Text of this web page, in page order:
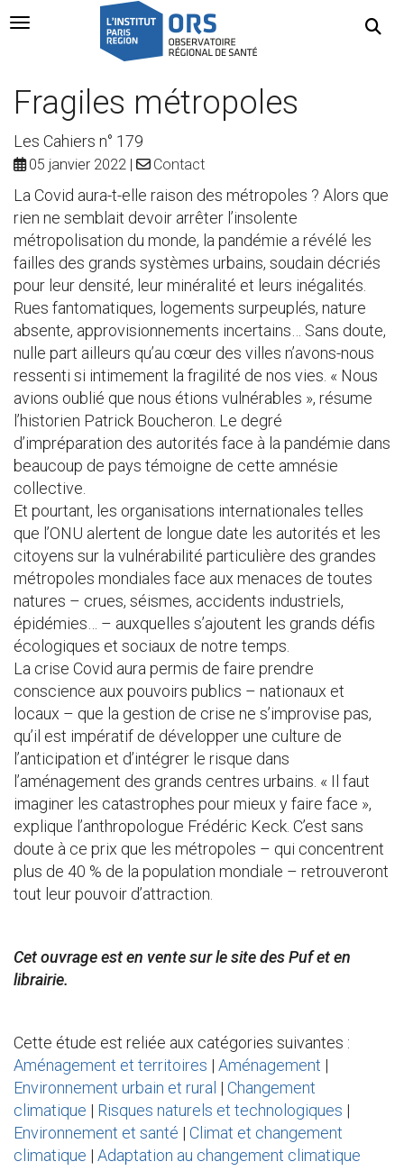
Navigation Toggle
Fragiles métropoles
Les Cahiers n° 179
05 janvier 2022 Contact
La Covid aura-t-elle raison des métropoles ? Alors que
rien ne semblait devoir arrêter l’insolente
métropolisation du monde, la pandémie a révélé les
failles des grands systèmes urbains, soudain décriés
pour leur densité, leur minéralité et leurs inégalités.
Rues fantomatiques, logements surpeuplés, nature
absente, approvisionnements incertains… Sans doute,
nulle part ailleurs qu’au cœur des villes n’avons-nous
ressenti si intimement la fragilité de nos vies. « Nous
avions oublié que nous étions vulnérables », résume
l’historien Patrick Boucheron. Le degré
d’impréparation des autorités face à la pandémie dans
beaucoup de pays témoigne de cette amnésie
collective.
Et pourtant, les organisations internationales telles
que l’ONU alertent de longue date les autorités et les
citoyens sur la vulnérabilité particulière des grandes
métropoles mondiales face aux menaces de toutes
natures – crues, séismes, accidents industriels,
épidémies… – auxquelles s’ajoutent les grands défis
écologiques et sociaux de notre temps.
La crise Covid aura permis de faire prendre
conscience aux pouvoirs publics – nationaux et
locaux – que la gestion de crise ne s’improvise pas,
qu’il est impératif de développer une culture de
l’anticipation et d’intégrer le risque dans
l’aménagement des grands centres urbains. « Il faut
imaginer les catastrophes pour mieux y faire face »,
explique l’anthropologue Frédéric Keck. C’est sans
doute à ce prix que les métropoles – qui concentrent
plus de 40 % de la population mondiale – retrouveront
tout leur pouvoir d’attraction.
Cet ouvrage est en vente sur le site des Puf et en
librairie.
Cette étude est reliée aux catégories suivantes :
Aménagement et territoires | Aménagement |
Environnement urbain et rural | Changement
climatique | Risques naturels et technologiques |
Environnement et santé | Climat et changement
climatique | Adaptation au changement climatique